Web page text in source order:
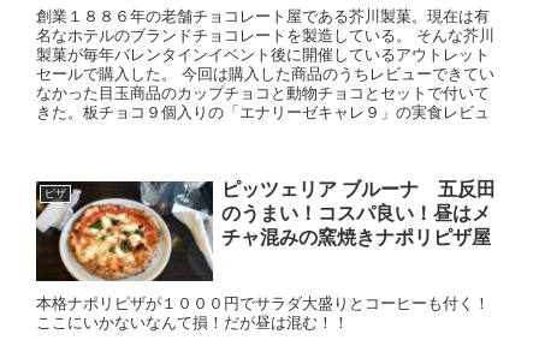
創業１８８６年の老舗チョコレート屋である芥川製菓。現在は有
名なホテルのブランドチョコレートを製造している。 そんな芥川
製菓が毎年バレンタインイベント後に開催しているアウトレット
セールで購入した。 今回は購入した商品のうちレビューできてい
なかった目玉商品のカップチョコと動物チョコとセットで付いて
きた。板チョコ９個入りの「エナリーゼキャレ９」の実食レビュ
ピザ
ピッツェリア ブルーナ 五反田
のうまい！コスパ良い！昼はメ
チャ混みの窯焼きナポリピザ屋
本格ナポリピザが１０００円でサラダ大盛りとコーヒーも付く！
ここにいかないなんて損！だが昼は混む！！